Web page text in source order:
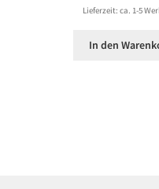
Lieferzeit: ca. 1-5
In den